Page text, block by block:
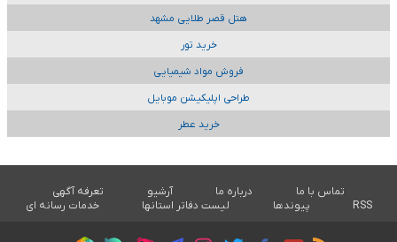
هتل قصر طلایی مشهد
خرید تور
فروش مواد شیمیایی
طراحی اپلیکیشن موبایل
خرید عطر
تماس با ما درباره ما آرشیو
تعرفه آگهی
RSS
پیوندها لیست دفاتر استانها خدمات رسانه ای